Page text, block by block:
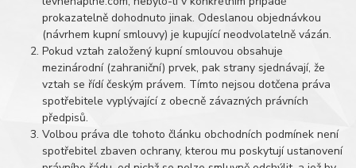
prokazatelně dohodnuto jinak. Odeslanou objednávkou
(návrhem kupní smlouvy) je kupující neodvolatelně vázán.
Pokud vztah založený kupní smlouvou obsahuje
mezinárodní (zahraniční) prvek, pak strany sjednávají, že
vztah se řídí českým právem. Tímto nejsou dotčena práva
spotřebitele vyplývající z obecně závazných právních
předpisů.
Volbou práva dle tohoto článku obchodních podmínek není
spotřebitel zbaven ochrany, kterou mu poskytují ustanovení